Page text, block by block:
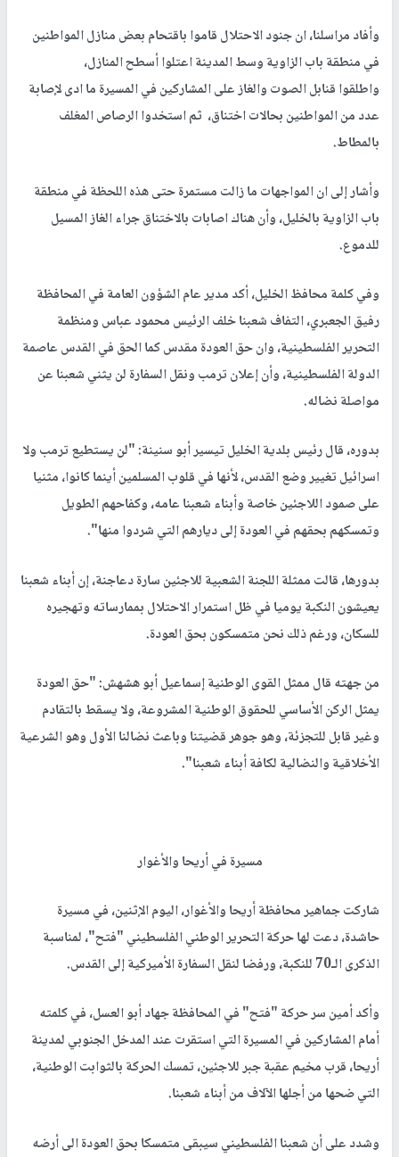
وأفاد مراسلنا، ان جنود الاحتلال قاموا باقتحام بعض منازل المواطنين
في منطقة باب الزاوية وسط المدينة اعتلوا أسطح المنازل،
واطلقوا قنابل الصوت والغاز على المشاركين في المسيرة ما ادى لإصابة
عدد من المواطنين بحالات اختناق، ثم استخدوا الرصاص المغلف
بالمطاط.
وأشار إلى ان المواجهات ما زالت مستمرة حتى هذه اللحظة في منطقة
باب الزاوية بالخليل، وأن هناك اصابات بالاختناق جراء الغاز المسيل
للدموع.
وفي كلمة محافظ الخليل، أكد مدير عام الشؤون العامة في المحافظة
رفيق الجعبري، التفاف شعبنا خلف الرئيس محمود عباس ومنظمة
التحرير الفلسطينية، وان حق العودة مقدس كما الحق في القدس عاصمة
الدولة الفلسطينية، وأن إعلان ترمب ونقل السفارة لن يثني شعبنا عن
مواصلة نضاله.
بدوره، قال رئيس بلدية الخليل تيسير أبو سنينة: "لن يستطيع ترمب ولا
اسرائيل تغيير وضع القدس، لأنها في قلوب المسلمين أينما كانوا، مثنيا
على صمود اللاجئين خاصة وأبناء شعبنا عامه، وكفاحهم الطويل
وتمسكهم بحقهم في العودة إلى ديارهم التي شردوا منها".
بدورها، قالت ممثلة اللجنة الشعبية للاجئين سارة دعاجنة، إن أبناء شعبنا
يعيشون النكبة يوميا في ظل استمرار الاحتلال بممارساته وتهجيره
للسكان، ورغم ذلك نحن متمسكون بحق العودة.
من جهته قال ممثل القوى الوطنية إسماعيل أبو هشهش: "حق العودة
يمثل الركن الأساسي للحقوق الوطنية المشروعة، ولا يسقط بالتقادم
وغير قابل للتجزئة، وهو جوهر قضيتنا وباعث نضالنا الأول وهو الشرعية
الأخلاقية والنضالية لكافة أبناء شعبنا".
مسيرة في أريحا والأغوار
شاركت جماهير محافظة أريحا والأغوار، اليوم الإثنين، في مسيرة
حاشدة، دعت لها حركة التحرير الوطني الفلسطيني "فتح"، لمناسبة
الذكرى الـ70 للنكبة، ورفضا لنقل السفارة الأميركية إلى القدس.
وأكد أمين سر حركة "فتح" في المحافظة جهاد أبو العسل، في كلمته
أمام المشاركين في المسيرة التي استقرت عند المدخل الجنوبي لمدينة
أريحا، قرب مخيم عقبة جبر للاجئين، تمسك الحركة بالثوابت الوطنية،
التي ضحها من أجلها الآلاف من أبناء شعبنا.
وشدد على أن شعبنا الفلسطيني سيبقى متمسكا بحق العودة الى أرضه